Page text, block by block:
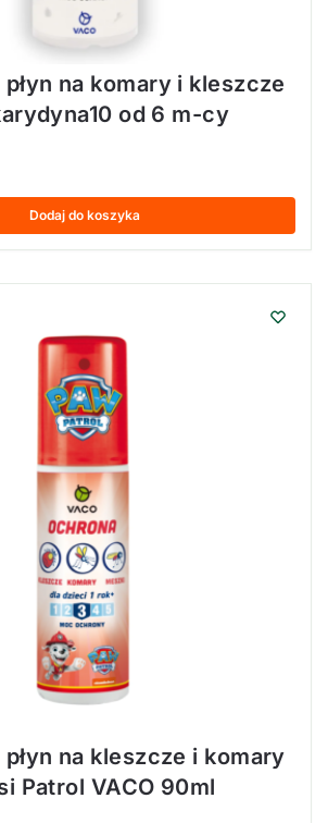
na komary i kleszcze
od 6 m-cy
Dodaj do koszyka
na kleszcze i komary
Patrol VACO 90ml